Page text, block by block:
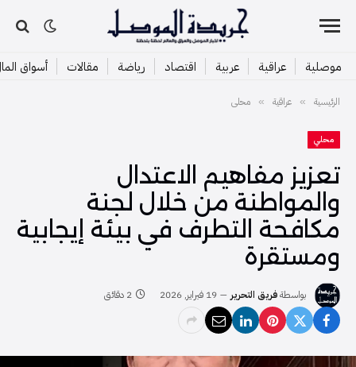
موصلية عراقية عربية اقتصاد رياضة مقالات أسواق
الرئيسية » عراقية » محلي
محلي
تعزيز مفاهيم الاعتدال
والمواطنة من خلال لجنة
مكافحة التطرف في بيئة إيجابية
ومستقرة
بواسطةفريق التحرير 19 فبراير, 2026 2 دقائق